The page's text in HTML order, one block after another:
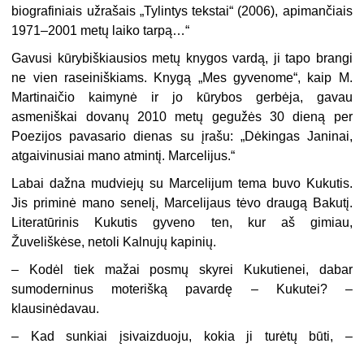
biografiniais užrašais „Tylintys tekstai“ (2006), apimančiais
1971–2001 metų laiko tarpą…“
Gavusi kūrybiškiausios metų knygos vardą, ji tapo brangi
ne vien raseiniškiams. Knygą „Mes gyvenome“, kaip M.
Martinaičio kaimynė ir jo kūrybos gerbėja, gavau
asmeniškai dovanų 2010 metų gegužės 30 dieną per
Poezijos pavasario dienas su įrašu: „Dėkingas Janinai,
atgaivinusiai mano atmintį. Marcelijus.“
Labai dažna mudviejų su Marcelijum tema buvo Kukutis.
Jis priminė mano senelį, Marcelijaus tėvo draugą Bakutį.
Literatūrinis Kukutis gyveno ten, kur aš gimiau,
Žuveliškėse, netoli Kalnujų kapinių.
– Kodėl tiek mažai posmų skyrei Kukutienei, dabar
sumoderninus moterišką pavardę – Kukutei? –
klausinėdavau.
– Kad sunkiai įsivaizduoju, kokia ji turėtų būti, –